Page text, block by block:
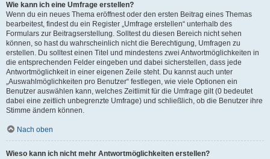
Wie kann ich eine Umfrage erstellen?
Wenn du ein neues Thema eröffnest oder den ersten Beitrag eines Themas
bearbeitest, findest du ein Register „Umfrage erstellen“ unterhalb des
Formulars zur Beitragserstellung. Solltest du diesen Bereich nicht sehen
können, so hast du wahrscheinlich nicht die Berechtigung, Umfragen zu
erstellen. Du solltest einen Titel und mindestens zwei Antwortmöglichkeiten in
die entsprechenden Felder eingeben und dabei sicherstellen, dass jede
Antwortmöglichkeit in einer eigenen Zeile steht. Du kannst auch unter
„Auswahlmöglichkeiten pro Benutzer“ festlegen, wie viele Optionen ein
Benutzer auswählen kann, welches Zeitlimit für die Umfrage gilt (0 bedeutet
dabei eine zeitlich unbegrenzte Umfrage) und schließlich, ob die Benutzer ihre
Stimme ändern können.
Nach oben
Wieso kann ich nicht mehr Antwortmöglichkeiten erstellen?